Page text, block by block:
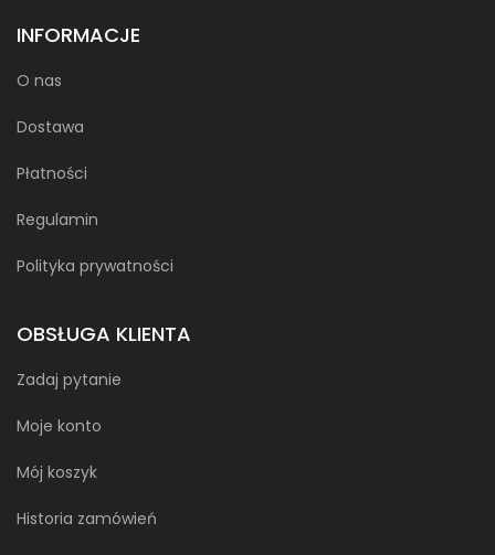
INFORMACJE
O nas
Dostawa
Płatności
Regulamin
Polityka prywatności
OBSŁUGA KLIENTA
Zadaj pytanie
Moje konto
Mój koszyk
Historia zamówień